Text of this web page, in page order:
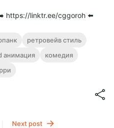
https://linktr.ee/cggoroh ⬅️
ретровейв стиль
анимация
комедия
Next post